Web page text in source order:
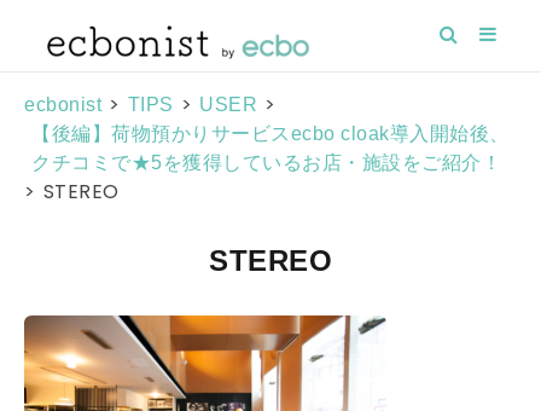
ecbonist > TIPS > USER >
【後編】荷物預かりサービスecbo cloak導入開始後、
クチコミで★5を獲得しているお店・施設をご紹介！
> STEREO
STEREO